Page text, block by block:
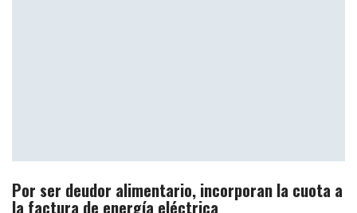
Por ser deudor alimentario, incorporan la cuota a
la factura de energía eléctrica